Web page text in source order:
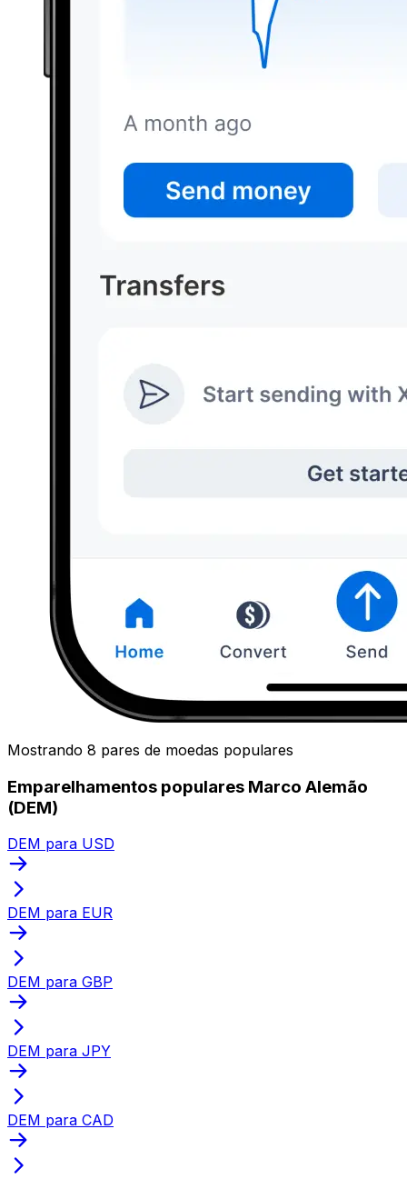
Mostrando 8 pares de moedas populares
Emparelhamentos populares Marco Alemão
(DEM)
DEM para USD
DEM para EUR
DEM para GBP
DEM para JPY
DEM para CAD